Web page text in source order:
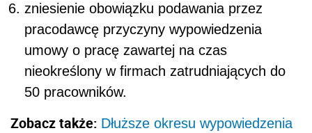
zniesienie obowiązku podawania przez
pracodawcę przyczyny wypowiedzenia
umowy o pracę zawartej na czas
nieokreślony w firmach zatrudniających do
50 pracowników.
Zobacz także: Dłuższe okresu wypowiedzenia